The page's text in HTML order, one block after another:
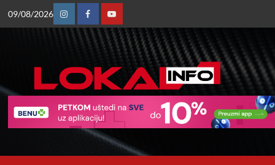
09/08/2026
InstagramFacebookYoutube